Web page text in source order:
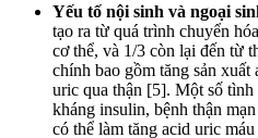
Yếu tố nội sinh và ngoại
tạo ra từ quá trình chuyển
cơ thể, và 1/3 còn lại đến từ
chính bao gồm tăng sản
uric qua thận [5]. Một số
kháng insulin, bệnh thận
có thể làm tăng acid uric